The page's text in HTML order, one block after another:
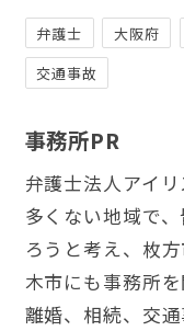
弁護士 大阪府
交通事故
事務所PR
弁護士法人アイ
多くない地域で
ろうと考え、枚
木市にも事務所を
離婚、相続、交